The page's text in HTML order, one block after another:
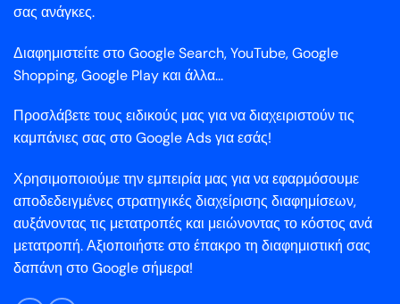
σας ανάγκες.
Διαφημιστείτε στο Google Search, YouTube, Google
Shopping, Google Play και άλλα...
Προσλάβετε τους ειδικούς μας για να διαχειριστούν τις
καμπάνιες σας στο Google Ads για εσάς!
Χρησιμοποιούμε την εμπειρία μας για να εφαρμόσουμε
αποδεδειγμένες στρατηγικές διαχείρισης διαφημίσεων,
αυξάνοντας τις μετατροπές και μειώνοντας το κόστος ανά
μετατροπή. Αξιοποιήστε στο έπακρο τη διαφημιστική σας
δαπάνη στο Google σήμερα!